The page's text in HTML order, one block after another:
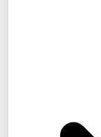
Folgende
optimales
Bitte
System